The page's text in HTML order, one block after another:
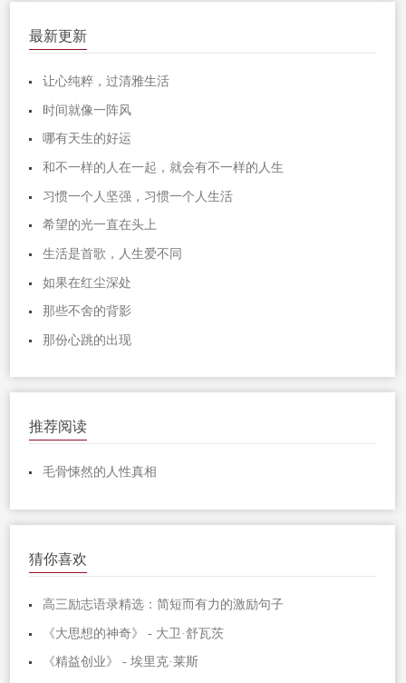
最新更新
让心纯粹，过清雅生活
时间就像一阵风
哪有天生的好运
和不一样的人在一起，就会有不一样的人生
习惯一个人坚强，习惯一个人生活
希望的光一直在头上
生活是首歌，人生爱不同
如果在红尘深处
那些不舍的背影
那份心跳的出现
推荐阅读
毛骨悚然的人性真相
猜你喜欢
高三励志语录精选：简短而有力的激励句子
《大思想的神奇》 - 大卫·舒瓦茨
《精益创业》 - 埃里克·莱斯